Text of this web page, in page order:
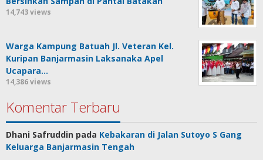
14,743 views
Warga Kampung Batuah Jl. Veteran Kel.
Kuripan Banjarmasin Laksanaka Apel
Ucapara…
14,386 views
Komentar Terbaru
Dhani Safruddin pada Kebakaran di Jalan Sutoyo S Gang
Keluarga Banjarmasin Tengah